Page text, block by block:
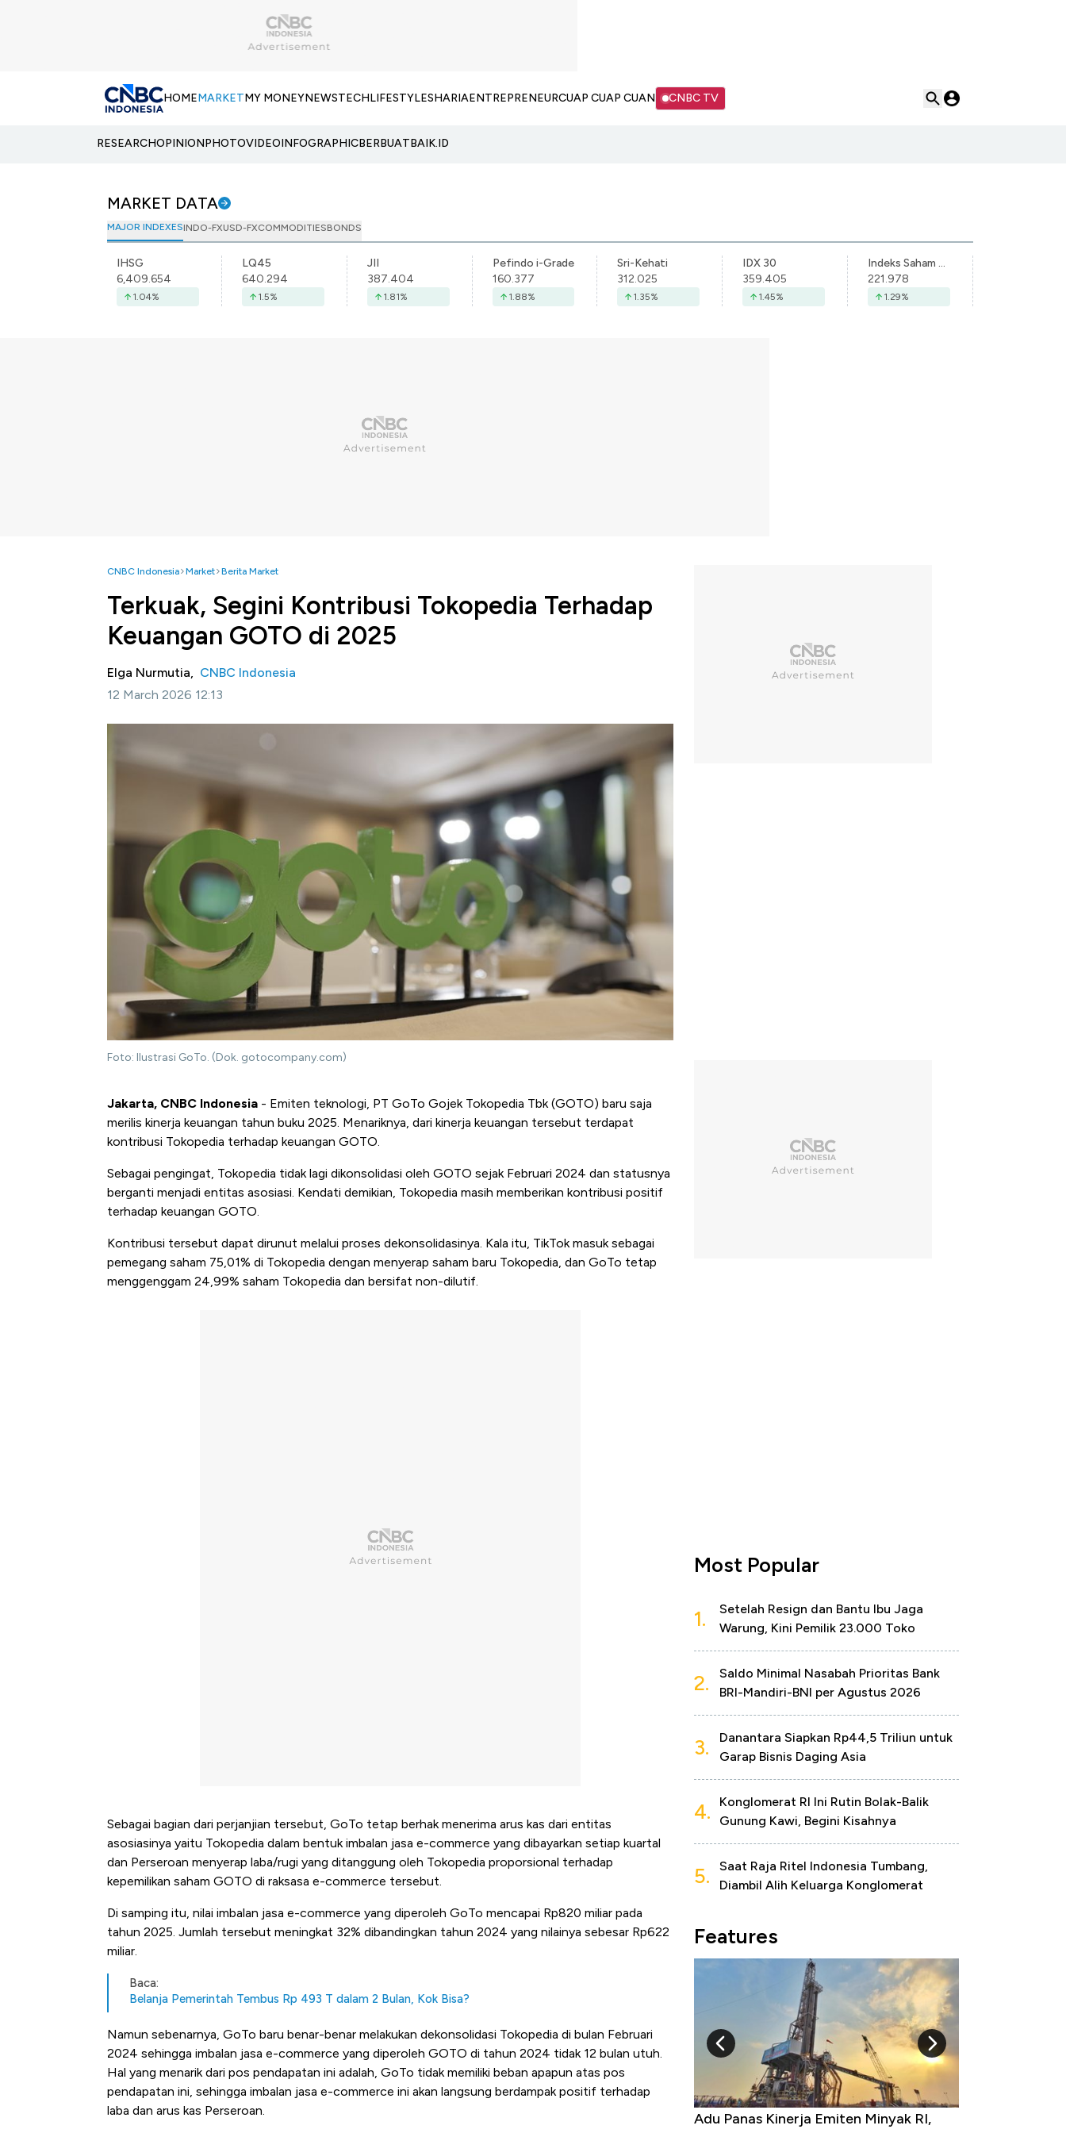
HOMEMARKETMY MONEYNEWSTECHLIFESTYLESHARIAENTREPRENEURCUAP CUAP CUAN CNBC TV
RESEARCHOPINIONPHOTOVIDEOINFOGRAPHICBERBUATBAIK.ID
MARKET DATA
MAJOR INDEXESINDO-FXUSD-FXCOMMODITIESBONDS
IHSG
6,409.654
1.04%
LQ45
640.294
1.5%
JII
387.404
1.81%
Pefindo i-Grade
160.377
1.88%
Sri-Kehati
312.025
1.35%
IDX 30
359.405
1.45%
Indeks Saham Syariah Indonesia
221.978
1.29%
CNBC Indonesia Market Berita Market
Terkuak, Segini Kontribusi Tokopedia Terhadap
Keuangan GOTO di 2025
Elga Nurmutia, CNBC Indonesia
12 March 2026 12:13
Foto: Ilustrasi GoTo. (Dok. gotocompany.com)
Jakarta, CNBC Indonesia - Emiten teknologi, PT GoTo Gojek Tokopedia Tbk (GOTO) baru saja
merilis kinerja keuangan tahun buku 2025. Menariknya, dari kinerja keuangan tersebut terdapat
kontribusi Tokopedia terhadap keuangan GOTO.
Sebagai pengingat, Tokopedia tidak lagi dikonsolidasi oleh GOTO sejak Februari 2024 dan statusnya
berganti menjadi entitas asosiasi. Kendati demikian, Tokopedia masih memberikan kontribusi positif
terhadap keuangan GOTO.
Kontribusi tersebut dapat dirunut melalui proses dekonsolidasinya. Kala itu, TikTok masuk sebagai
pemegang saham 75,01% di Tokopedia dengan menyerap saham baru Tokopedia, dan GoTo tetap
menggenggam 24,99% saham Tokopedia dan bersifat non-dilutif.
Sebagai bagian dari perjanjian tersebut, GoTo tetap berhak menerima arus kas dari entitas
asosiasinya yaitu Tokopedia dalam bentuk imbalan jasa e-commerce yang dibayarkan setiap kuartal
dan Perseroan menyerap laba/rugi yang ditanggung oleh Tokopedia proporsional terhadap
kepemilikan saham GOTO di raksasa e-commerce tersebut.
Di samping itu, nilai imbalan jasa e-commerce yang diperoleh GoTo mencapai Rp820 miliar pada
tahun 2025. Jumlah tersebut meningkat 32% dibandingkan tahun 2024 yang nilainya sebesar Rp622
miliar.
Baca:
Belanja Pemerintah Tembus Rp 493 T dalam 2 Bulan, Kok Bisa?
Namun sebenarnya, GoTo baru benar-benar melakukan dekonsolidasi Tokopedia di bulan Februari
2024 sehingga imbalan jasa e-commerce yang diperoleh GOTO di tahun 2024 tidak 12 bulan utuh.
Hal yang menarik dari pos pendapatan ini adalah, GoTo tidak memiliki beban apapun atas pos
pendapatan ini, sehingga imbalan jasa e-commerce ini akan langsung berdampak positif terhadap
laba dan arus kas Perseroan.
Most Popular
1.
Setelah Resign dan Bantu Ibu Jaga
Warung, Kini Pemilik 23.000 Toko
2.
Saldo Minimal Nasabah Prioritas Bank
BRI-Mandiri-BNI per Agustus 2026
3.
Danantara Siapkan Rp44,5 Triliun untuk
Garap Bisnis Daging Asia
4.
Konglomerat RI Ini Rutin Bolak-Balik
Gunung Kawi, Begini Kisahnya
5.
Saat Raja Ritel Indonesia Tumbang,
Diambil Alih Keluarga Konglomerat
Features
Kongo Tutup Keran Ekspor, Harga
10 Provinsi dengan Tingkat